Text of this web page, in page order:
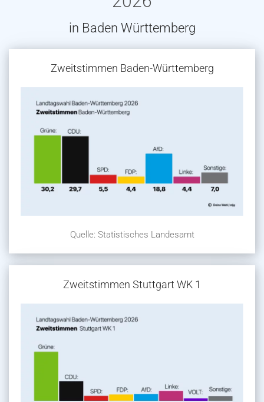
in Baden Württemberg
Zweitstimmen Baden-Württemberg
Quelle: Statistisches Landesamt
Zweitstimmen Stuttgart WK 1